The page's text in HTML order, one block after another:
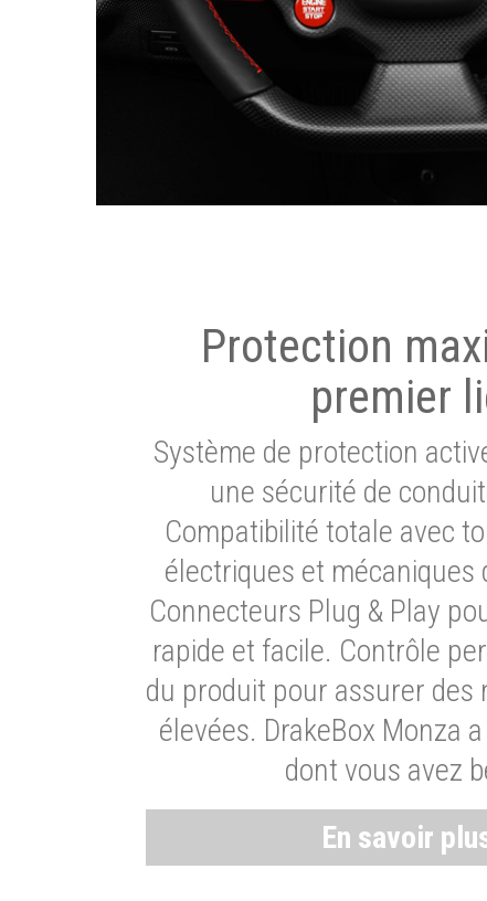
Protection
premier
Système de protection
une sécurité de
Compatibilité totale avec
électriques et mécaniques
Connecteurs Plug & Play
rapide et facile. Contrôle
du produit pour assurer des
élevées. DrakeBox Monza
dont vous avez
En savoir